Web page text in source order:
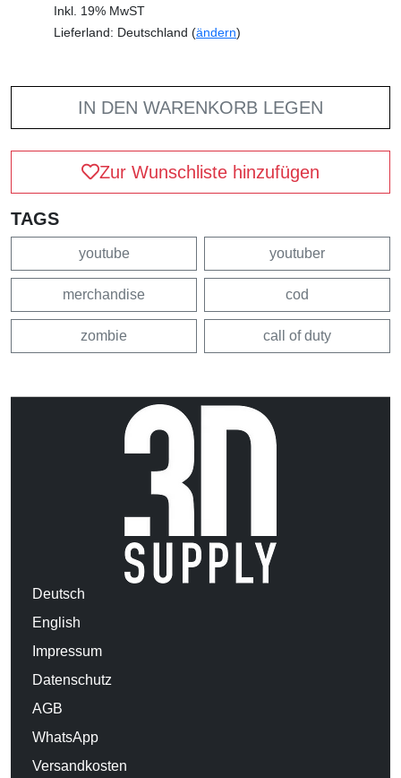
Inkl. 19% MwST
Lieferland: Deutschland (ändern)
IN DEN WARENKORB LEGEN
Zur Wunschliste hinzufügen
TAGS
youtube youtuber
merchandise cod
zombie call of duty
Deutsch
English
Impressum
Datenschutz
AGB
WhatsApp
Versandkosten